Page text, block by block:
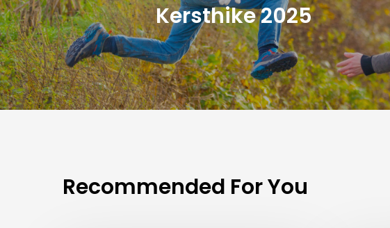
Kersthike 2025
Recommended For You